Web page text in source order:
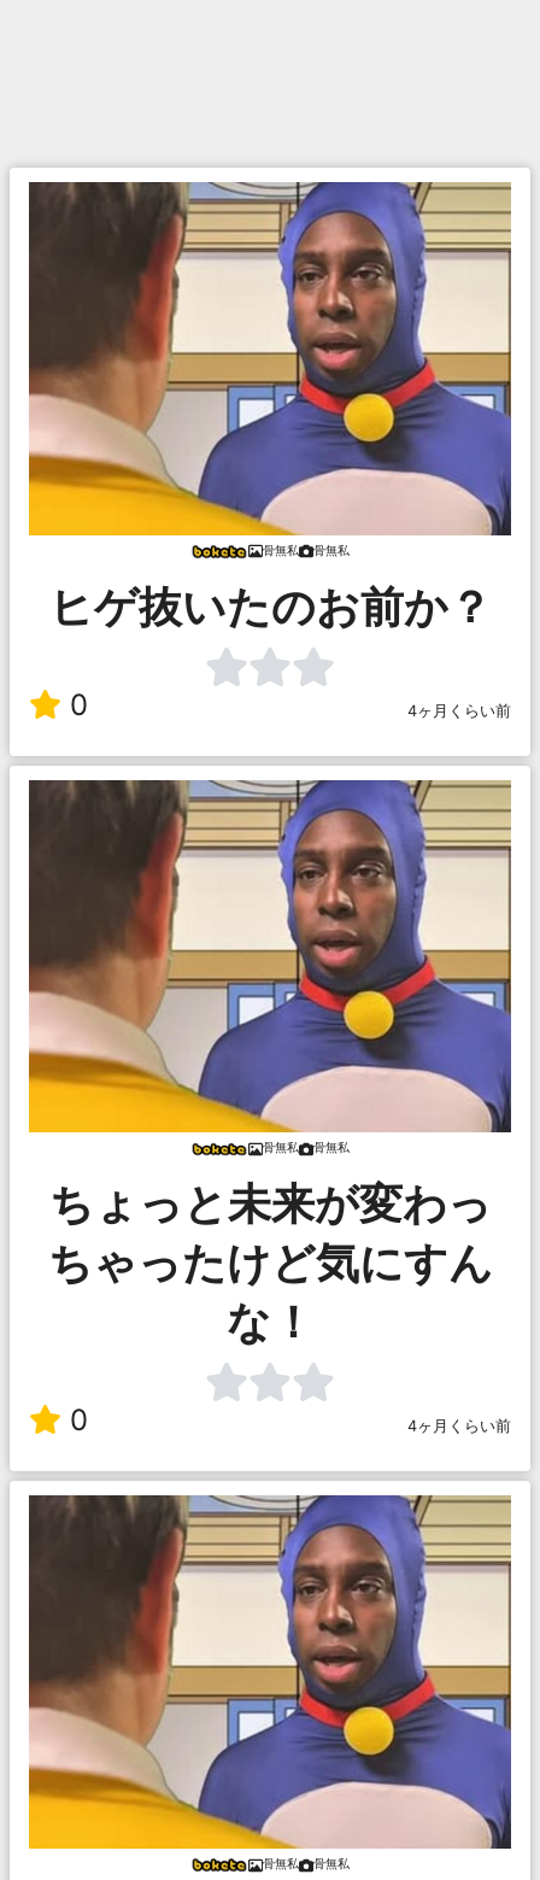
骨無私 骨無私
ヒゲ抜いたのお前か？
0 4ヶ月くらい前
骨無私 骨無私
ちょっと未来が変わっ
ちゃったけど気にすん
な！
0 4ヶ月くらい前
骨無私 骨無私